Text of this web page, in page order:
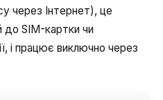
для бізнесу
через Інтернет), це
до SIM-картки чи
і працює виключно через